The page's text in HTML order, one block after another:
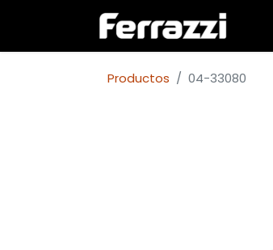
Productos 04-33080